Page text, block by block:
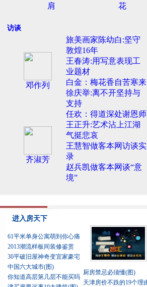
肩
花
访谈
邓作列
旅美画家陈幼白:坚守
敦煌16年
王春涛:用写意表现工
业题材
白金：梅花香自苦寒来
徐庆举:离不开坚持与
支持
齐淑芳
任欢：得道深处谢恩师
王正升:艺术沾上江湖
气挺悲哀
王慧智做客本网访谈实
录
赵兵凯做客本网谈“意
境”